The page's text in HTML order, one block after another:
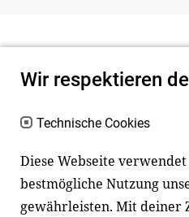
Newsletter
Wir respektieren
Technische Cookies
Diese Webseite
bestmögliche Nutzung
gewährleisten. Mit deiner